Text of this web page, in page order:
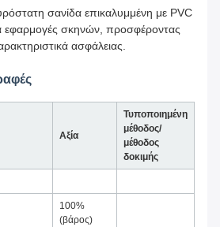
σανίδα επικαλυμμένη με PVC
εφαρμογές σκηνών, προσφέροντας
ασφάλειας.
Αξία
Τυποποιημένη
μέθοδος/
μέθοδος
δοκιμής
100%
(βάρος)